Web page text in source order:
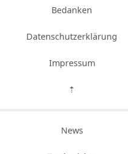
Bedanken
Datenschutzerklärung
Impressum
⇡
News